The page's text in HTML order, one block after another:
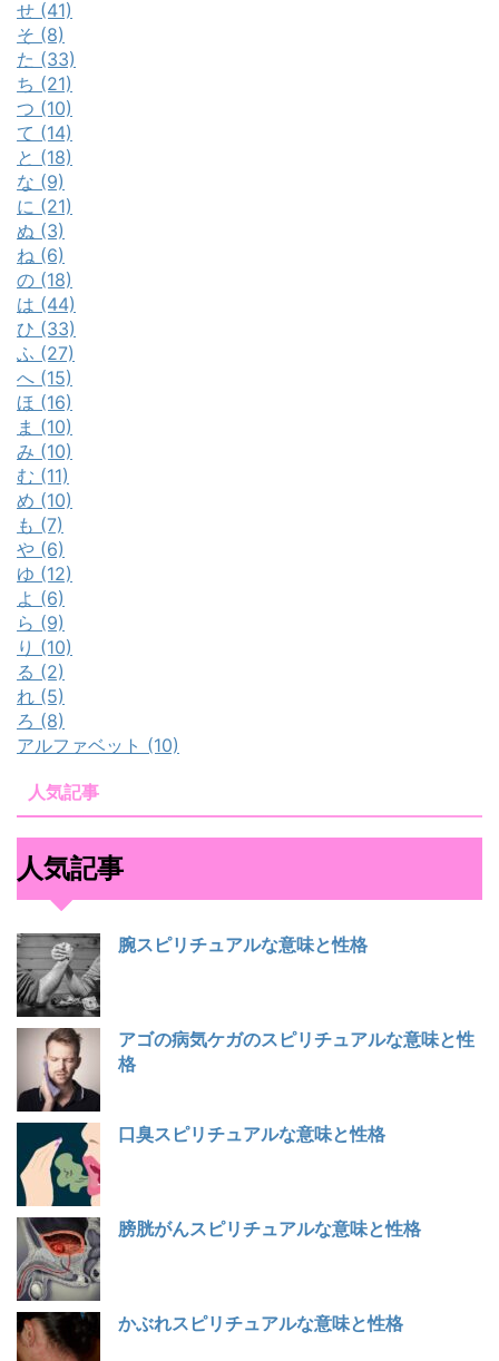
せ (41)
そ (8)
た (33)
ち (21)
つ (10)
て (14)
と (18)
な (9)
に (21)
ぬ (3)
ね (6)
の (18)
は (44)
ひ (33)
ふ (27)
へ (15)
ほ (16)
ま (10)
み (10)
む (11)
め (10)
も (7)
や (6)
ゆ (12)
よ (6)
ら (9)
り (10)
る (2)
れ (5)
ろ (8)
アルファベット (10)
人気記事
人気記事
腕スピリチュアルな意味と性格
アゴの病気ケガのスピリチュアルな意味と性
格
口臭スピリチュアルな意味と性格
膀胱がんスピリチュアルな意味と性格
かぶれスピリチュアルな意味と性格